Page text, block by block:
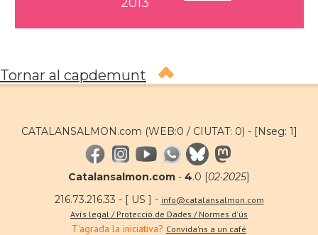
Tornar al capdemunt
CATALANSALMON.com (WEB:0 / CIUTAT: 0) - [Nseg: 1]
Catalansalmon.com - 4.0 [02·2025]
216.73.216.33 - [ US ] - info@catalansalmon.com
Avís legal / Protecció de Dades / Normes d'ús
T'agrada la iniciativa? Convida'ns a un café